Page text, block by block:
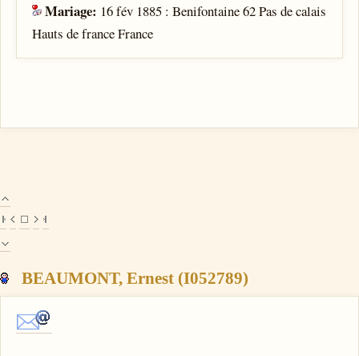
Mariage: 16 fév 1885 : Benifontaine 62 Pas de calais
Hauts de france France
BEAUMONT, Ernest (I052789)